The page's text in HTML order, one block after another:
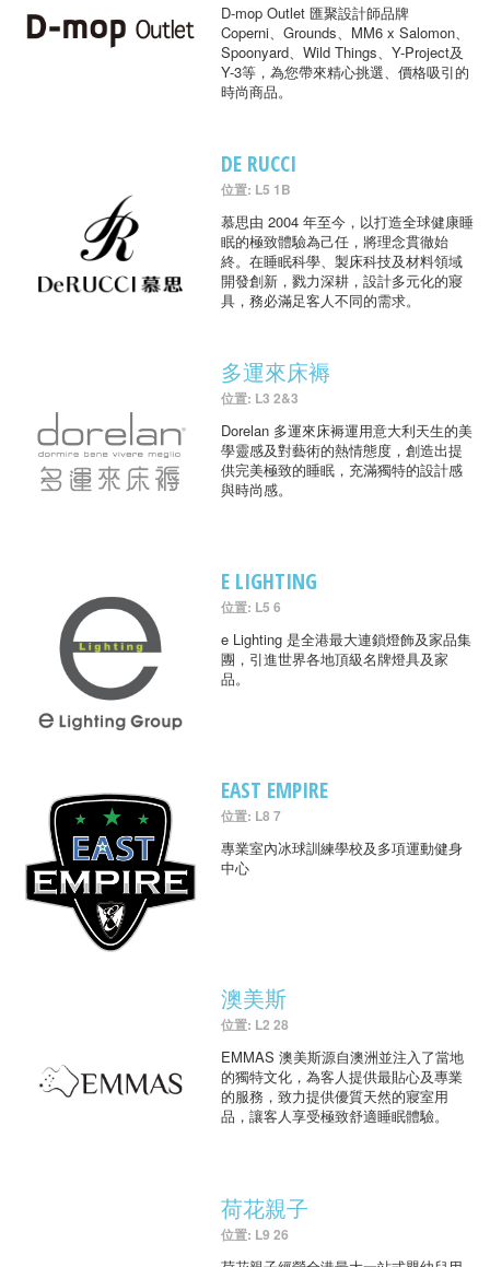
D-mop Outlet 匯聚設計師品牌
Coperni、Grounds、MM6 x Salomon、
Spoonyard、Wild Things、Y-Project及
Y-3等，為您帶來精心挑選、價格吸引的
時尚商品。
DE RUCCI
位置: L5 1B
慕思由 2004 年至今，以打造全球健康睡
眠的極致體驗為己任，將理念貫徹始
終。在睡眠科學、製床科技及材料領域
開發創新，戮力深耕，設計多元化的寢
具，務必滿足客人不同的需求。
多運來床褥
位置: L3 2&3
Dorelan 多運來床褥運用意大利天生的美
學靈感及對藝術的熱情態度，創造出提
供完美極致的睡眠，充滿獨特的設計感
與時尚感。
E LIGHTING
位置: L5 6
e Lighting 是全港最大連鎖燈飾及家品集
團，引進世界各地頂級名牌燈具及家
品。
EAST EMPIRE
位置: L8 7
專業室內冰球訓練學校及多項運動健身
中心
澳美斯
位置: L2 28
EMMAS 澳美斯源自澳洲並注入了當地
的獨特文化，為客人提供最貼心及專業
的服務，致力提供優質天然的寢室用
品，讓客人享受極致舒適睡眠體驗。
荷花親子
位置: L9 26